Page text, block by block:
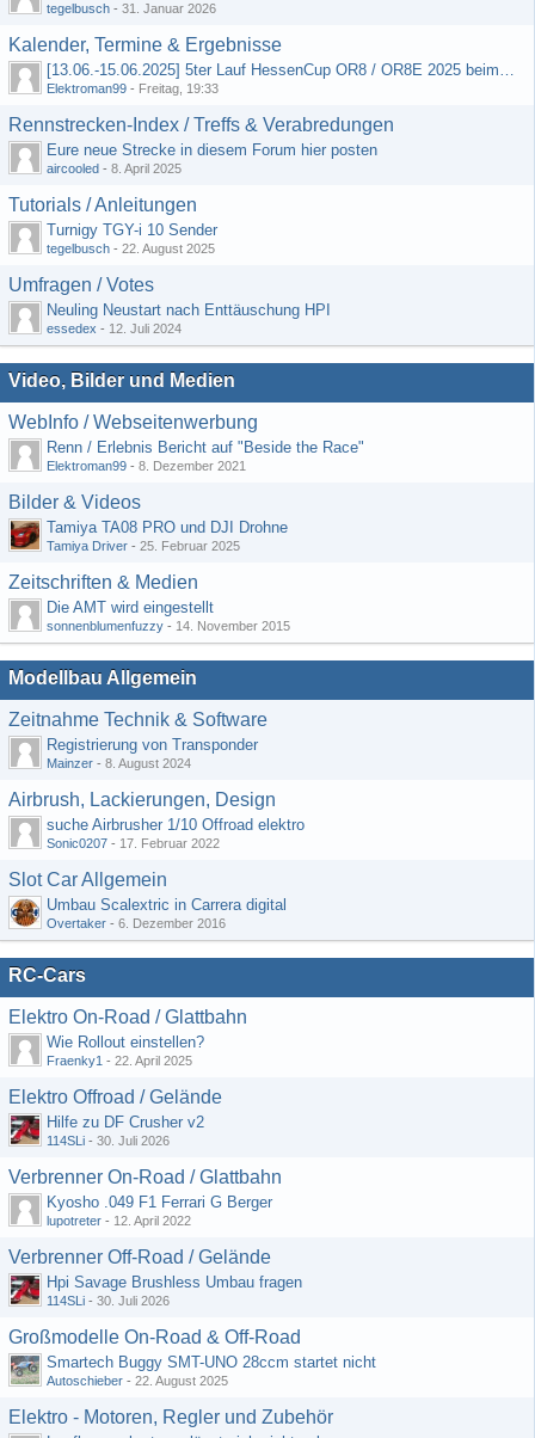
tegelbusch - 31. Januar 2026
Kalender, Termine & Ergebnisse
[13.06.-15.06.2025] 5ter Lauf HessenCup OR8 / OR8E 2025 beim MSC Ober-Mörlen e.V.
Elektroman99 - Freitag, 19:33
Rennstrecken-Index / Treffs & Verabredungen
Eure neue Strecke in diesem Forum hier posten
aircooled - 8. April 2025
Tutorials / Anleitungen
Turnigy TGY-i 10 Sender
tegelbusch - 22. August 2025
Umfragen / Votes
Neuling Neustart nach Enttäuschung HPI
essedex - 12. Juli 2024
Video, Bilder und Medien
WebInfo / Webseitenwerbung
Renn / Erlebnis Bericht auf "Beside the Race"
Elektroman99 - 8. Dezember 2021
Bilder & Videos
Tamiya TA08 PRO und DJI Drohne
Tamiya Driver - 25. Februar 2025
Zeitschriften & Medien
Die AMT wird eingestellt
sonnenblumenfuzzy - 14. November 2015
Modellbau Allgemein
Zeitnahme Technik & Software
Registrierung von Transponder
Mainzer - 8. August 2024
Airbrush, Lackierungen, Design
suche Airbrusher 1/10 Offroad elektro
Sonic0207 - 17. Februar 2022
Slot Car Allgemein
Umbau Scalextric in Carrera digital
Overtaker - 6. Dezember 2016
RC-Cars
Elektro On-Road / Glattbahn
Wie Rollout einstellen?
Fraenky1 - 22. April 2025
Elektro Offroad / Gelände
Hilfe zu DF Crusher v2
114SLi - 30. Juli 2026
Verbrenner On-Road / Glattbahn
Kyosho .049 F1 Ferrari G Berger
lupotreter - 12. April 2022
Verbrenner Off-Road / Gelände
Hpi Savage Brushless Umbau fragen
114SLi - 30. Juli 2026
Großmodelle On-Road & Off-Road
Smartech Buggy SMT-UNO 28ccm startet nicht
Autoschieber - 22. August 2025
Elektro - Motoren, Regler und Zubehör